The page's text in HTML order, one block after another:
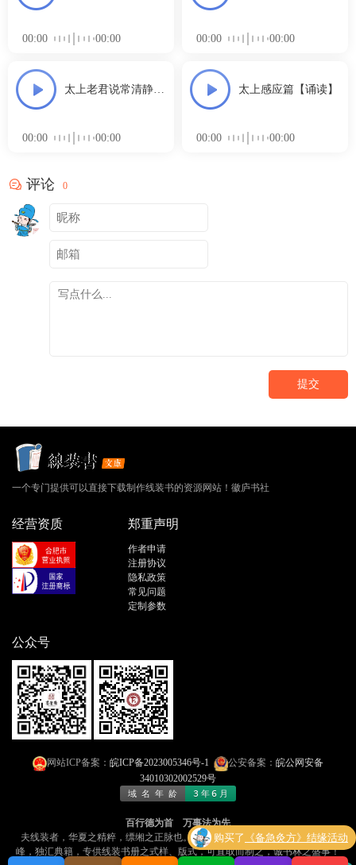
00:00 00:00 00:00 00:00
太上老君说常清静经
【唱诵】
00:00 00:00
太上感应篇【诵读】
00:00 00:00
评论 0
提交
一个专门提供可以直接下载制作线装书的资源网站！徽庐书社
经营资质 郑重声明
作者申请
注册协议
隐私政策
常见问题
定制参数
公众号
网站ICP备案： 皖ICP备2023005346号-1 公安备案： 皖公网安备
34010302002529号
百行德为首 万事法为先
夫线装者，华夏之精粹，缥缃之正脉也​​。今有「线装书文库」者，乃​​网海孤
峰，独汇典籍​​，专供线装书册之式样、版式，可​​直取而制之​​，诚书林之盛事！
购买了 《备急灸方》结缘活动